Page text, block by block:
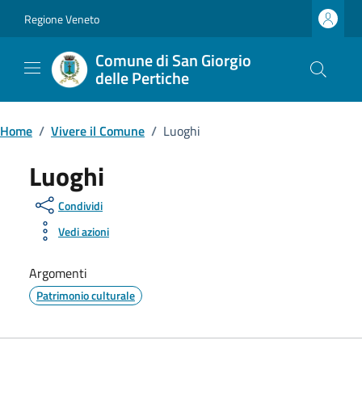
Regione Veneto
Comune di San Giorgio
delle Pertiche
Home / Vivere il Comune / Luoghi
Luoghi
Condividi
Vedi azioni
Argomenti
Patrimonio culturale